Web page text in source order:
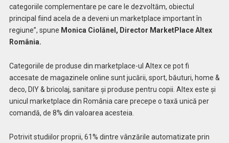
categoriile complementare pe care le dezvoltăm, obiectul
principal fiind acela de a deveni un marketplace important în
regiune”, spune Monica Ciolănel, Director MarketPlace Altex
România.
Categoriile de produse din marketplace-ul Altex ce pot fi
accesate de magazinele online sunt jucării, sport, băuturi, home &
deco, DIY & bricolaj, sanitare și produse pentru copii. Altex este și
unicul marketplace din România care precepe o taxă unică per
comandă, de 8% din valoarea acesteia.
Potrivit studiilor proprii, 61% dintre vânzările automatizate prin